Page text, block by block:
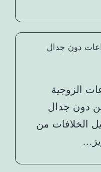
دون جدال
الزوجية
دون جدال
الخلافات من